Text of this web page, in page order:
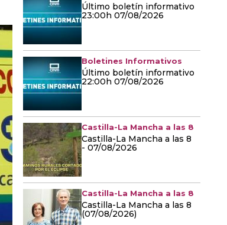
Último boletín informativo
23:00h 07/08/2026
Boletines Informativos
Último boletín informativo
22:00h 07/08/2026
Castilla-La Mancha a las 8
Castilla-La Mancha a las 8
- 07/08/2026
Castilla-La Mancha a las 8
Castilla-La Mancha a las 8
(07/08/2026)